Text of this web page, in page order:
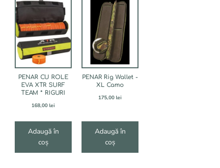
PENAR CU ROLE
EVA XTR SURF
TEAM * RIGURI
168,00 lei
Adaugă în
coș
PENAR Rig Wallet -
XL Camo
175,00 lei
Adaugă în
coș